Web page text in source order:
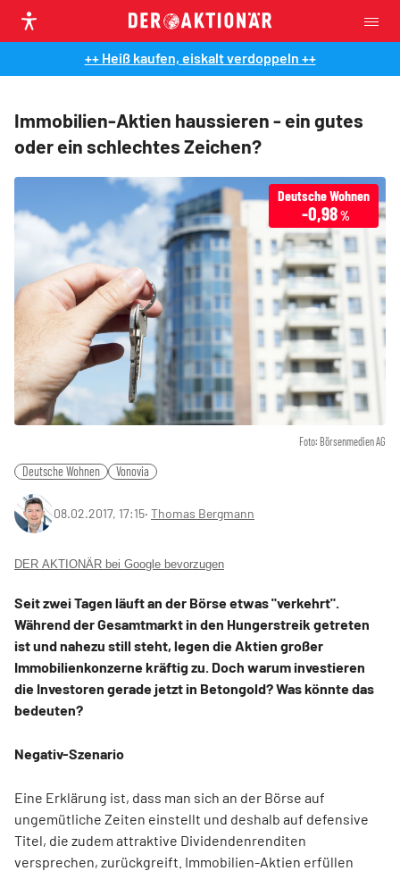
++ Heiß kaufen, eiskalt verdoppeln ++
Immobilien-Aktien haussieren - ein gutes
oder ein schlechtes Zeichen?
Foto: Börsenmedien AG
Deutsche Wohnen
-0,98 %
Deutsche Wohnen Vonovia
08.02.2017, 17:15‧ Thomas Bergmann
DER AKTIONÄR bei Google bevorzugen
Seit zwei Tagen läuft an der Börse etwas "verkehrt".
Während der Gesamtmarkt in den Hungerstreik getreten
ist und nahezu still steht, legen die Aktien großer
Immobilienkonzerne kräftig zu. Doch warum investieren
die Investoren gerade jetzt in Betongold? Was könnte das
bedeuten?
Negativ-Szenario
Eine Erklärung ist, dass man sich an der Börse auf
ungemütliche Zeiten einstellt und deshalb auf defensive
Titel, die zudem attraktive Dividendenrenditen
versprechen, zurückgreift. Immobilien-Aktien erfüllen